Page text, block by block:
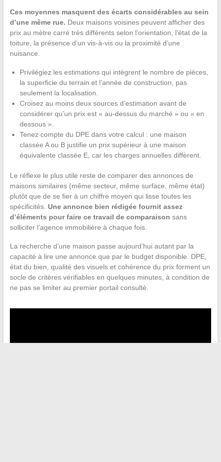
Ces moyennes masquent des écarts considérables au sein
d’une même rue. Deux maisons voisines peuvent afficher des
prix au mètre carré très différents selon l’orientation, l’état de la
toiture, la présence d’un vis-à-vis ou la proximité d’une
nuisance.
Privilégiez les estimations qui intègrent le nombre de pièces,
la superficie du terrain et l’année de construction, pas
seulement la localisation.
Croisez au moins deux sources d’estimation avant de
considérer qu’un prix est « au-dessus du marché » ou « en
dessous ».
Tenez compte du DPE dans votre calcul : une maison
classée A ou B justifie un prix supérieur à une maison
équivalente classée E, car les charges annuelles diffèrent.
Le réflexe le plus utile reste de comparer des annonces de
maisons similaires (même secteur, même surface, même état)
plutôt que de se fier à un chiffre moyen qui lisse toutes les
spécificités. Une annonce bien rédigée fournit assez
d’éléments pour faire ce travail de comparaison sans
solliciter l’agence immobilière à chaque fois.
La recherche d’une maison passe aujourd’hui autant par la
capacité à lire une annonce que par le budget disponible. DPE,
état du bien, qualité des visuels et cohérence du prix forment un
socle de critères vérifiables en quelques minutes, à condition de
ne pas se limiter au premier portail consulté.